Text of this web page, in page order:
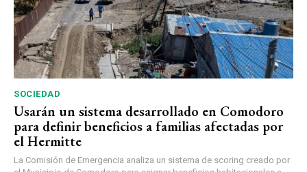
SOCIEDAD
Usarán un sistema desarrollado en Comodoro
para definir beneficios a familias afectadas por
el Hermitte
La Comisión de Emergencia analiza un sistema de scoring creado por